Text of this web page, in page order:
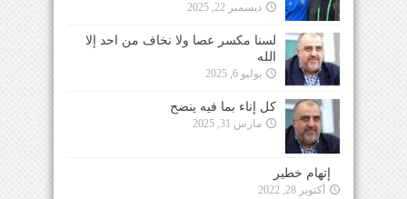
ديسمبر 22, 2025
لسنا مكسر عصا ولا نخاف من احد إلا
الله
يوليو 6, 2025
كل إناء بما فيه ينضح
مارس 31, 2025
إتهام خطير
أكتوبر 28, 2022